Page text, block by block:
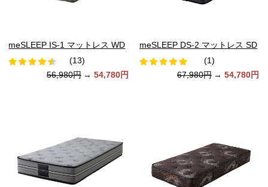
meSLEEP IS-1 マットレス WD
(13)
56,980円 → 54,780円
meSLEEP DS-2 マットレス SD
(1)
67,980円 → 54,780円